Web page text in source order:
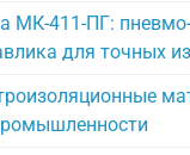
МК-411-ПГ: пневмо-
для точных